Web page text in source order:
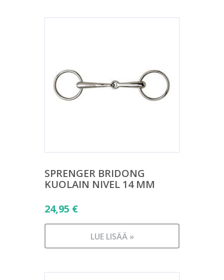
SPRENGER BRIDONG
KUOLAIN NIVEL 14 MM
24,95 €
LUE LISÄÄ »